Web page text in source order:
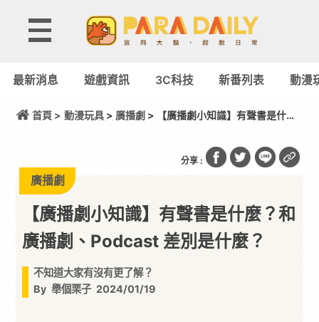
最新消息 遊戲資訊 3C科技 新番列表 動漫
首頁 > 動漫玩具> 廣播劇 > 【廣播劇小知識】有聲書是什
分享 :
廣播劇
【廣播劇小知識】有聲書是什麼？和
廣播劇、Podcast 差別是什麼？
不知道大家有沒有更了解？
By 舉個栗子 2024/01/19